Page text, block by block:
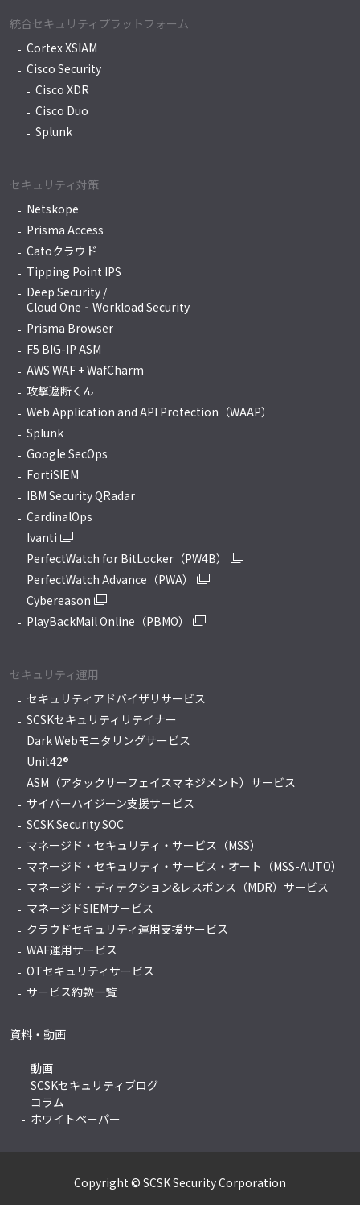
統合セキュリティプラットフォーム
Cortex XSIAM
Cisco Security
Cisco XDR
Cisco Duo
Splunk
セキュリティ対策
Netskope
Prisma Access
Catoクラウド
Tipping Point IPS
Deep Security /
Cloud One‐Workload Security
Prisma Browser
F5 BIG-IP ASM
AWS WAF + WafCharm
攻撃遮断くん
Web Application and API Protection（WAAP）
Splunk
Google SecOps
FortiSIEM
IBM Security QRadar
CardinalOps
Ivanti
PerfectWatch for BitLocker（PW4B）
PerfectWatch Advance（PWA）
Cybereason
PlayBackMail Online（PBMO）
セキュリティ運用
セキュリティアドバイザリサービス
SCSKセキュリティリテイナー
Dark Webモニタリングサービス
Unit42®
ASM（アタックサーフェイスマネジメント）サービス
サイバーハイジーン支援サービス
SCSK Security SOC
マネージド・セキュリティ・サービス（MSS）
マネージド・セキュリティ・サービス・オート （MSS-AUTO）
マネージド・ディテクション&レスポンス （MDR）サービス
マネージドSIEMサービス
クラウドセキュリティ運用支援サービス
WAF運用サービス
OTセキュリティサービス
サービス約款一覧
資料・動画
動画
SCSKセキュリティブログ
コラム
ホワイトペーパー
Copyright © SCSK Security Corporation